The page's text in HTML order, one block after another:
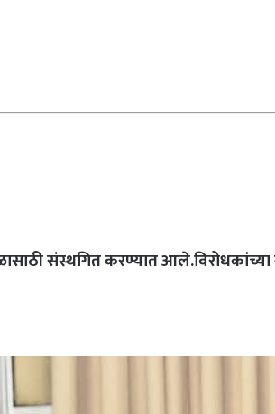
संस्थगित करण्यात आले.विरोधकांच्या